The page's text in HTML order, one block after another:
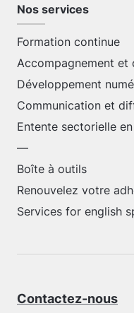
Nos services
Formation continue
Accompagnement et
Développement
Communication et
Entente sectorielle
—
Boîte à outils
Renouvelez votre
Services for english
Contactez-nous